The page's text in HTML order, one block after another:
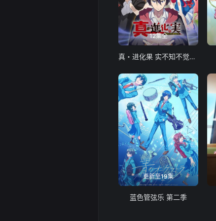
12集全
真・进化果 实不知不觉踏上胜利的人生
更新至19集
蓝色管弦乐 第二季